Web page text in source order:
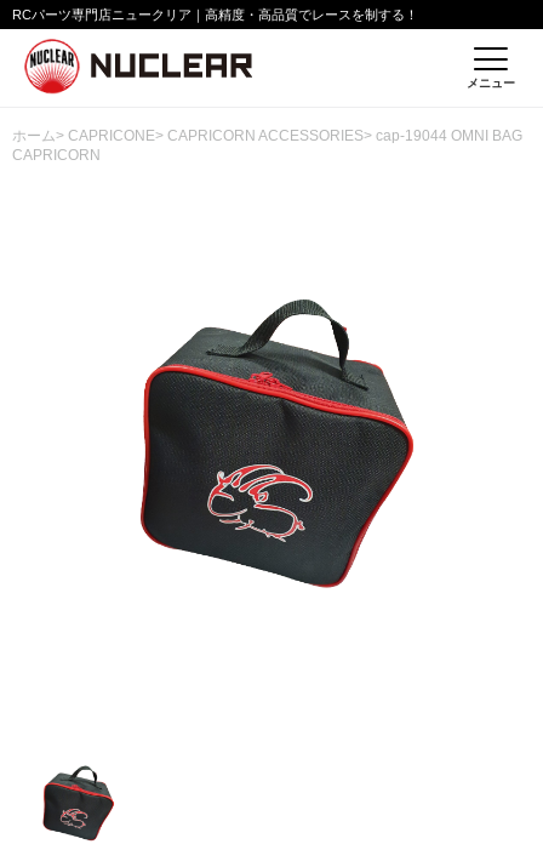
RCパーツ専門店ニュークリア｜高精度・高品質でレースを制する！
メニュー
ホーム> CAPRICONE> CAPRICORN ACCESSORIES> cap-19044 OMNI BAG
CAPRICORN